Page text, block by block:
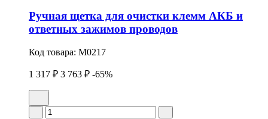
Ручная щетка для очистки клемм АКБ и
ответных зажимов проводов
Код товара: M0217
1 317 ₽ 3 763 ₽ -65%